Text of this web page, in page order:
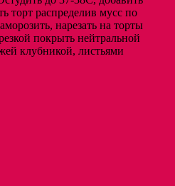
торт распределив мусс по
нарезать на торты
покрыть нейтральной
клубникой, листьями